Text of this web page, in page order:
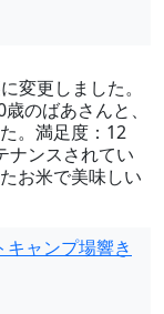
変更しました。
のばあさんと、
。満足度：12
ナンスされてい
お米で美味しい
ャンプ場響き